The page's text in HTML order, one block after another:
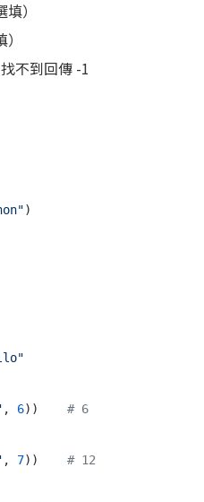
）
不到回傳 -1
, 6)) # 6
, 7)) # 12